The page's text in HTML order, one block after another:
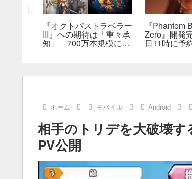
『オクトパストラベラー
III』への期待は「重々承
知」 700万本規模に成
『Phantom
Zero』開発
日11時に予
ホーム モバイル Android
相手のトリデを大破壊す
PV公開